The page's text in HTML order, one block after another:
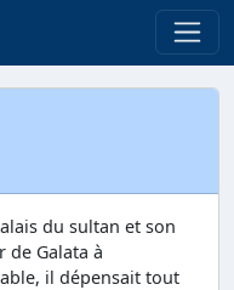
du sultan et son
de Galata à
il dépensait tout